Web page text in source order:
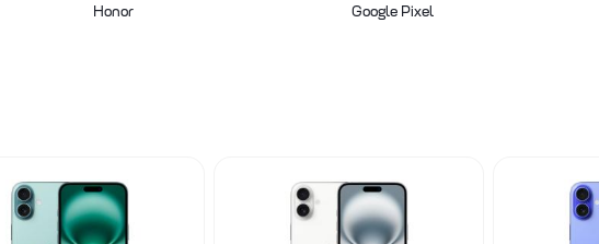
Honor Google Pixel